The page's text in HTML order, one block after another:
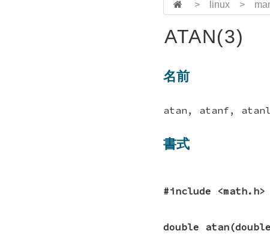
> linux >
ATAN(3)
名前
atan, atanf, atanl -
書式
#include <math.h>
double